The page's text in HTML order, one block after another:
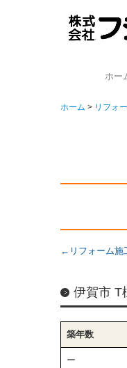
ホー
ホーム リフォ
←リフォーム施
伊賀市 T
築年数
ー